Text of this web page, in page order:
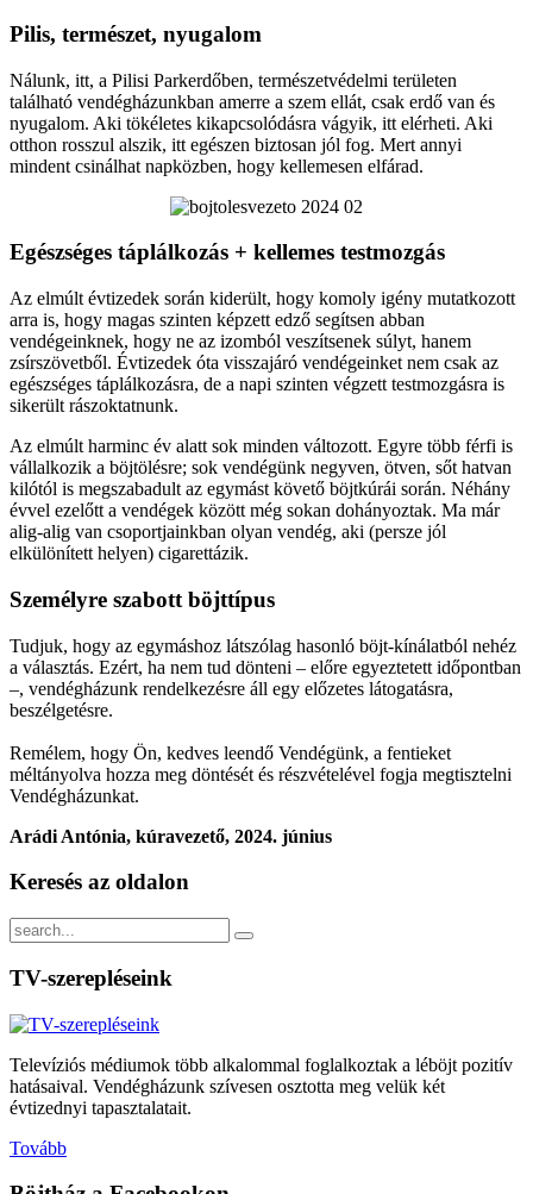
Pilis, természet, nyugalom
Nálunk, itt, a Pilisi Parkerdőben, természetvédelmi területen
található vendégházunkban amerre a szem ellát, csak erdő van és
nyugalom. Aki tökéletes kikapcsolódásra vágyik, itt elérheti. Aki
otthon rosszul alszik, itt egészen biztosan jól fog. Mert annyi
mindent csinálhat napközben, hogy kellemesen elfárad.
Egészséges táplálkozás + kellemes testmozgás
Az elmúlt évtizedek során kiderült, hogy komoly igény mutatkozott
arra is, hogy magas szinten képzett edző segítsen abban
vendégeinknek, hogy ne az izomból veszítsenek súlyt, hanem
zsírszövetből. Évtizedek óta visszajáró vendégeinket nem csak az
egészséges táplálkozásra, de a napi szinten végzett testmozgásra is
sikerült rászoktatnunk.
Az elmúlt harminc év alatt sok minden változott. Egyre több férfi is
vállalkozik a böjtölésre; sok vendégünk negyven, ötven, sőt hatvan
kilótól is megszabadult az egymást követő böjtkúrái során. Néhány
évvel ezelőtt a vendégek között még sokan dohányoztak. Ma már
alig-alig van csoportjainkban olyan vendég, aki (persze jól
elkülönített helyen) cigarettázik.
Személyre szabott böjttípus
Tudjuk, hogy az egymáshoz látszólag hasonló böjt-kínálatból nehéz
a választás. Ezért, ha nem tud dönteni – előre egyeztetett időpontban
–, vendégházunk rendelkezésre áll egy előzetes látogatásra,
beszélgetésre.
Remélem, hogy Ön, kedves leendő Vendégünk, a fentieket
méltányolva hozza meg döntését és részvételével fogja megtisztelni
Vendégházunkat.
Arádi Antónia, kúravezető, 2024. június
Keresés az oldalon
TV-szerepléseink
Televíziós médiumok több alkalommal foglalkoztak a léböjt pozitív
hatásaival. Vendégházunk szívesen osztotta meg velük két
évtizednyi tapasztalatait.
Tovább